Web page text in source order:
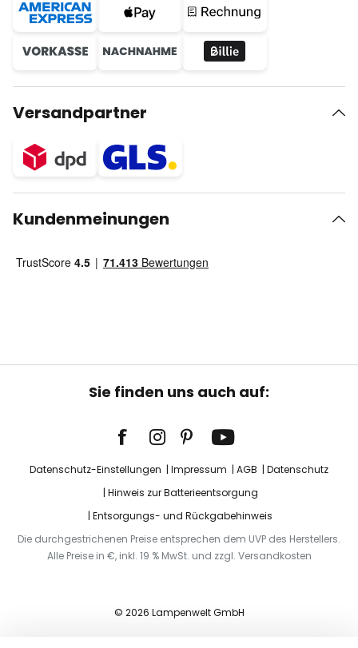
Versandpartner
Kundenmeinungen
Sie finden uns auch auf:
Datenschutz-Einstellungen Impressum AGB
Datenschutz
Hinweis zur Batterieentsorgung
Entsorgungs- und Rückgabehinweis
Die durchgestrichenen Preise entsprechen dem UVP des Herstellers.
Alle Preise in €, inkl. 19 % MwSt. und zzgl. Versandkosten
© 2026 Lampenwelt GmbH